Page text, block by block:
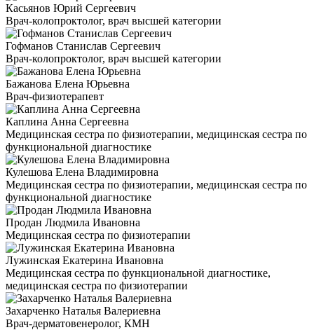
Касьянов Юрий Сергеевич
Врач-колопроктолог, врач высшей категории
Гофманов Станислав Сергеевич
Врач-колопроктолог, врач высшей категории
Бажанова Елена Юрьевна
Врач-физиотерапевт
Каплина Анна Сергеевна
Медицинская сестра по физиотерапии, медицинская сестра по
функциональной диагностике
Кулешова Елена Владимировна
Медицинская сестра по физиотерапии, медицинская сестра по
функциональной диагностике
Продан Людмила Ивановна
Медицинская сестра по физиотерапии
Лужинская Екатерина Ивановна
Медицинская сестра по функциональной диагностике,
медицинская сестра по физиотерапии
Захарченко Наталья Валериевна
Врач-дерматовенеролог, КМН